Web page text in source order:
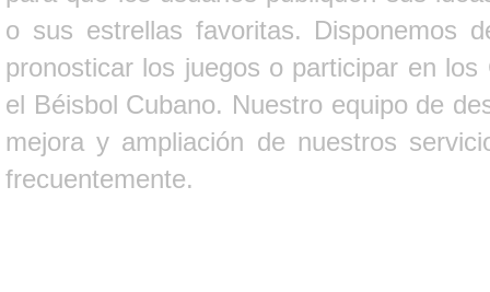
o sus estrellas favoritas. Disponemos
pronosticar los juegos o participar en
el Béisbol Cubano. Nuestro equipo de
mejora y ampliación de nuestros
frecuentemente.